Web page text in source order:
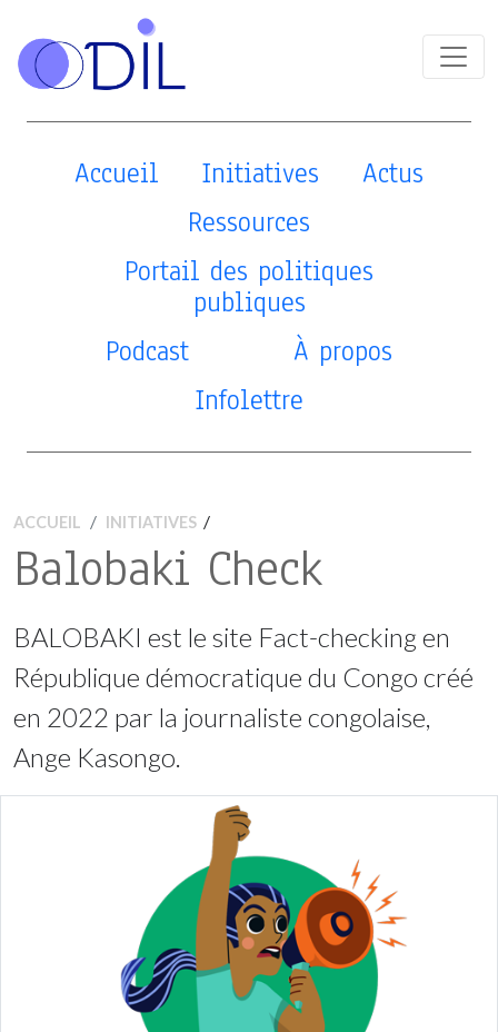
Accueil Initiatives
Actus
Ressources
Portail des politiques
publiques
Podcast
À propos
Infolettre
ACCUEIL INITIATIVES /
Balobaki Check
BALOBAKI est le site Fact-checking en
République démocratique du Congo créé
en 2022 par la journaliste congolaise,
Ange Kasongo.